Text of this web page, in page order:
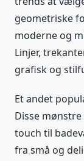
geometriske
moderne og
Linjer,
grafisk og
Et andet
Disse
touch til
fra små og